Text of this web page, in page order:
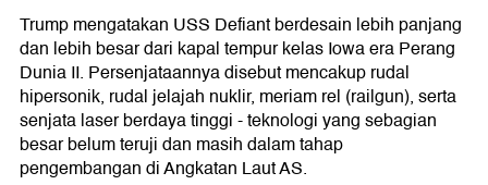
Trump mengatakan USS Defiant berdesain lebih panjang
dan lebih besar dari kapal tempur kelas Iowa era Perang
Dunia II. Persenjataannya disebut mencakup rudal
hipersonik, rudal jelajah nuklir, meriam rel (railgun), serta
senjata laser berdaya tinggi - teknologi yang sebagian
besar belum teruji dan masih dalam tahap
pengembangan di Angkatan Laut AS.